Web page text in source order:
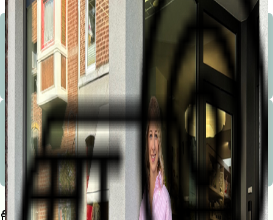
Bienvenue à la Marionnette !
Les conseils avisés, la sympathie, le service, la disponibilité, le service après vente et le choix sont les
mots d’ordre de notre boutique.
Bienvenue à la Marionnette !
Les conseils avisés, la sympathie, le service, la disponibilité, le service après vente et le choix sont les
mots d’ordre de notre boutique.